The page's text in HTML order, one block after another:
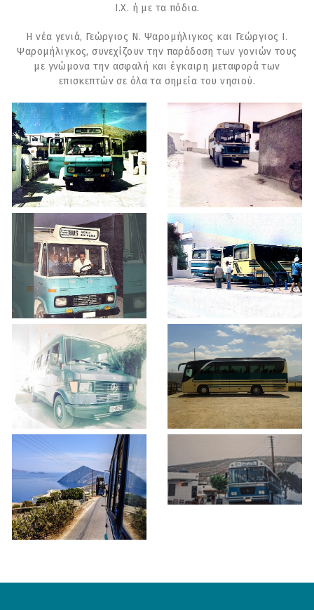
Ι.Χ. ή με τα πόδια.
Η νέα γενιά, Γεώργιος Ν. Ψαρομήλιγκος και Γεώργιος Ι.
Ψαρομήλιγκος, συνεχίζουν την παράδοση των γονιών τους
με γνώμονα την ασφαλή και έγκαιρη μεταφορά των
επισκεπτών σε όλα τα σημεία του νησιού.